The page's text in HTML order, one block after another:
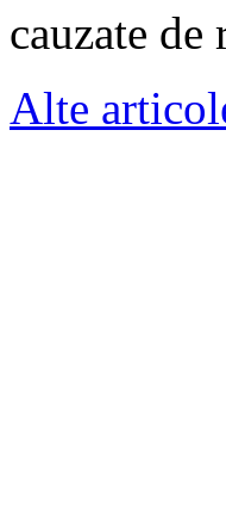
cauzate
Alte